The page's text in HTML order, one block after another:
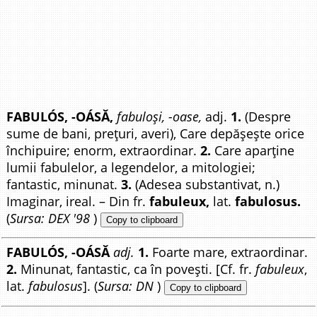
FABULÓS, -OÁSĂ, fabuloși, -oase, adj. 1. (Despre
sume de bani, prețuri, averi), Care depășește orice
închipuire; enorm, extraordinar.2. Care aparține
lumii fabulelor, a legendelor, a mitologiei;
fantastic, minunat.3. (Adesea substantivat, n.)
Imaginar, ireal. – Din fr.fabuleux, lat.fabulosus.
(Sursa: DEX '98 ) Copy to clipboard
FABULÓS, -OÁSĂ adj. 1. Foarte mare, extraordinar.
2. Minunat, fantastic, ca în povești. [Cf. fr.fabuleux,
lat.fabulosus]. (Sursa: DN ) Copy to clipboard